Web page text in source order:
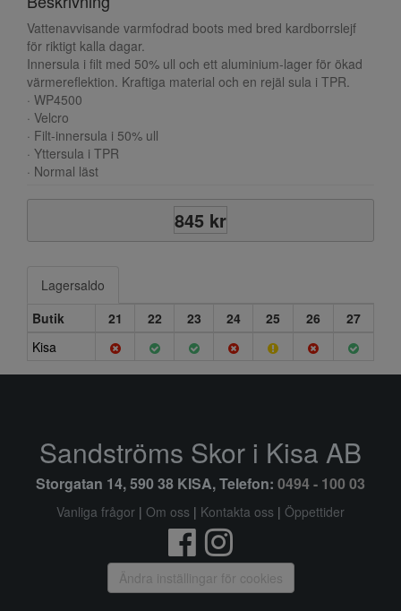
Vattenavvisande varmfodrad boots med bred kardborrslejf
för riktigt kalla dagar.
Innersula i filt med 50% ull och ett aluminium-lager för ökad
värmereflektion. Kraftiga material och en rejäl sula i TPR.
· WP4500
· Velcro
· Filt-innersula i 50% ull
· Yttersula i TPR
· Normal läst
845 kr
Lagersaldo
Butik
21 22 23 24 25 26
27
Kisa
Sandströms Skor i Kisa AB
Storgatan 14, 590 38 KISA, Telefon: 0494 - 100 03
Vanliga frågor | Om oss | Kontakta oss | Öppettider
Ändra inställingar för cookies